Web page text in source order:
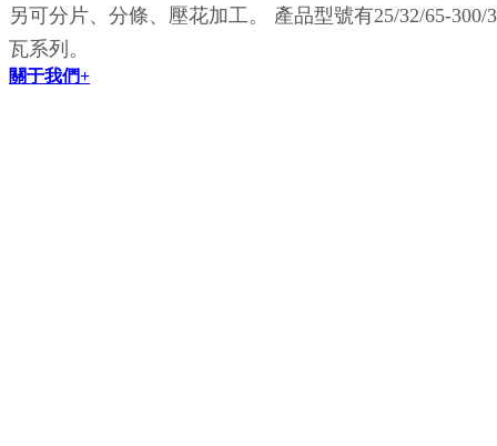
另可分片、分條、壓花加工。 產品型號有25/32/65-300/
瓦系列。
關于我們+